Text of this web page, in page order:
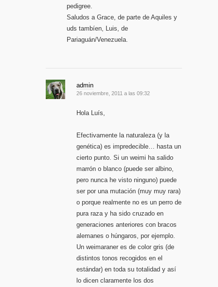
pedigree.
Saludos a Grace, de parte de Aquiles y
uds tambíen, Luis, de
Pariaguán/Venezuela.
admin
26 noviembre, 2011 a las 09:32
Hola Luís,
Efectivamente la naturaleza (y la
genética) es impredecible… hasta un
cierto punto. Si un weimi ha salido
marrón o blanco (puede ser albino,
pero nunca he visto ninguno) puede
ser por una mutación (muy muy rara)
o porque realmente no es un perro de
pura raza y ha sido cruzado en
generaciones anteriores con bracos
alemanes o húngaros, por ejemplo.
Un weimaraner es de color gris (de
distintos tonos recogidos en el
estándar) en toda su totalidad y así
lo dicen claramente los dos